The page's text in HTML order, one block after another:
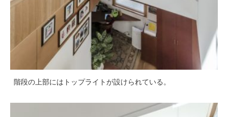
階段の上部にはトップライトが設けられている。